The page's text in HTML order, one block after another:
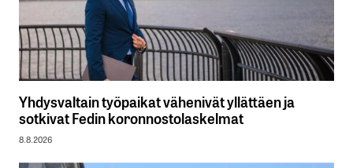
Yhdysvaltain työpaikat vähenivät yllättäen ja
sotkivat Fedin koronnostolaskelmat
8.8.2026